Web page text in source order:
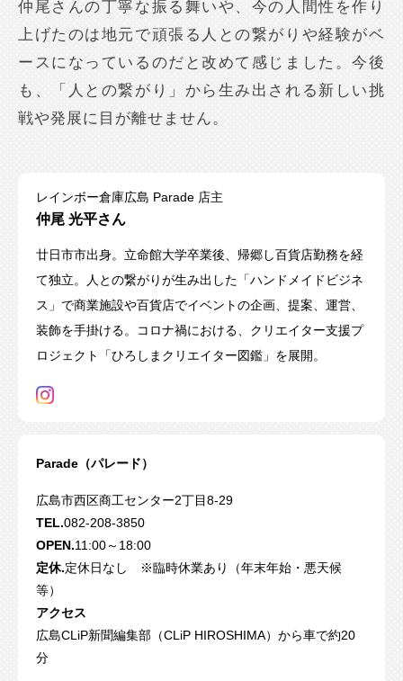
仲尾さんの丁寧な振る舞いや、今の人間性を作り
上げたのは地元で頑張る人との繋がりや経験がベ
ースになっているのだと改めて感じました。今後
も、「人との繋がり」から生み出される新しい挑
戦や発展に目が離せません。
レインボー倉庫広島 Parade 店主
仲尾 光平さん
廿日市市出身。立命館大学卒業後、帰郷し百貨店勤務を経
て独立。人との繋がりが生み出した「ハンドメイドビジネ
ス」で商業施設や百貨店でイベントの企画、提案、運営、
装飾を手掛ける。コロナ禍における、クリエイター支援プ
ロジェクト「ひろしまクリエイター図鑑」を展開。
Parade（パレード）
広島市西区商工センター2丁目8-29
TEL.082-208-3850
OPEN.11:00～18:00
定休.定休日なし ※臨時休業あり（年末年始・悪天候
等）
アクセス
広島CLiP新聞編集部（CLiP HIROSHIMA）から車で約20
分